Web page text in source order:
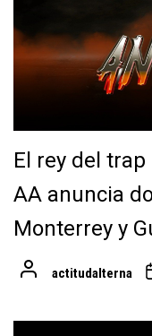
El rey del
AA anuncia
Monterrey y
actitudalterna